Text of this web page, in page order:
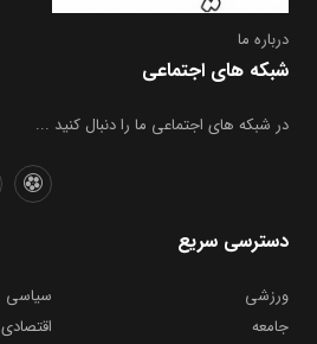
درباره ما
شبکه های اجتماعی
در شبکه های اجتماعی ما را دنبال کنید ...
دسترسی سریع
ورزشی
سیاسی
جامعه
اقتصادی